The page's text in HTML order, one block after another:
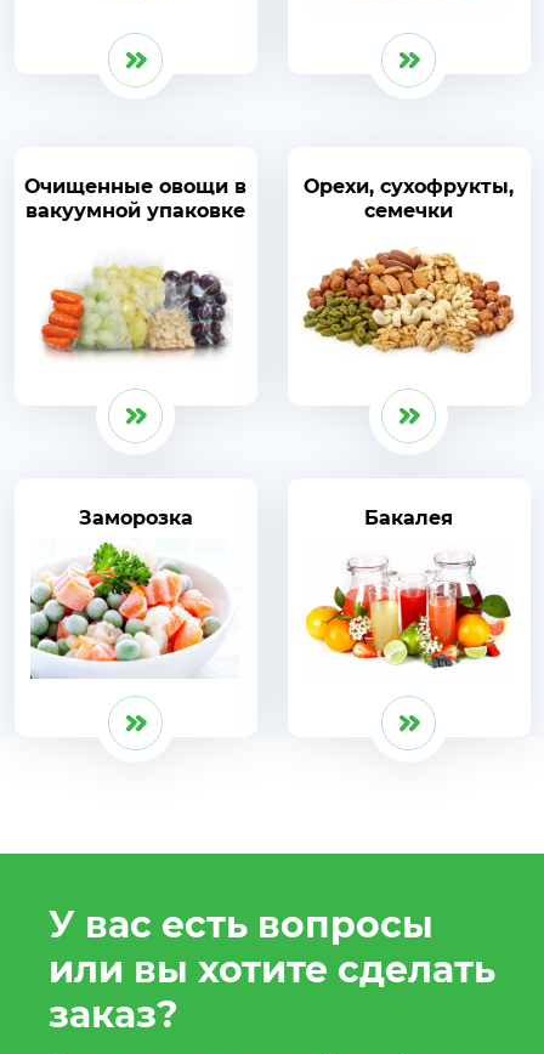
Очищенные овощи в
вакуумной упаковке
Орехи, сухофрукты,
семечки
Заморозка Бакалея
У вас есть вопросы
или вы хотите сделать
заказ?